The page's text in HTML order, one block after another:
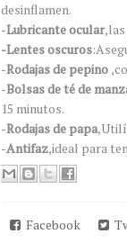
desinflamen.
-Lubricante ocular,las
-Lentes oscuros
-Rodajas de pepino
-Bolsas de té de
15 minutos.
-Rodajas de papa
-Antifaz,ideal para
Facebook